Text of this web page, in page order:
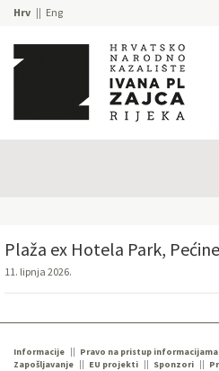
Hrv Eng
Plaža ex Hotela Park, Pećine
11. lipnja 2026.
Informacije Pravo na pristup informacijama
Zapošljavanje
EU projekti Sponzori